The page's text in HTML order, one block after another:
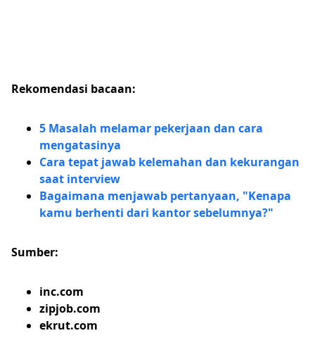
Rekomendasi bacaan:
5 Masalah melamar pekerjaan dan cara
mengatasinya
Cara tepat jawab kelemahan dan kekurangan
saat interview
Bagaimana menjawab pertanyaan, "Kenapa
kamu berhenti dari kantor sebelumnya?"
Sumber:
inc.com
zipjob.com
ekrut.com